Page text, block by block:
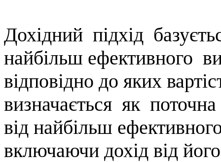
Дохідний підхід
найбільш ефективного
відповідно до яких
визначається як поточна
від найбільш
включаючи дохід від